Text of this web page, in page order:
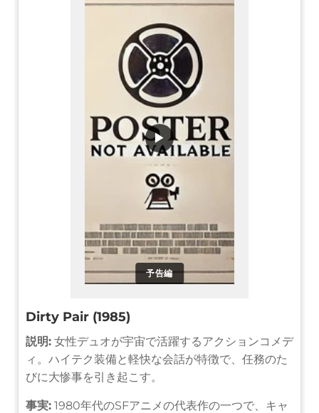
予告編
▶
Dirty Pair (1985)
説明: 女性デュオが宇宙で活躍するアクションコメデ
ィ。ハイテク装備と軽快な会話が特徴で、任務のた
びに大惨事を引き起こす。
事実: 1980年代のSFアニメの代表作の一つで、キャ